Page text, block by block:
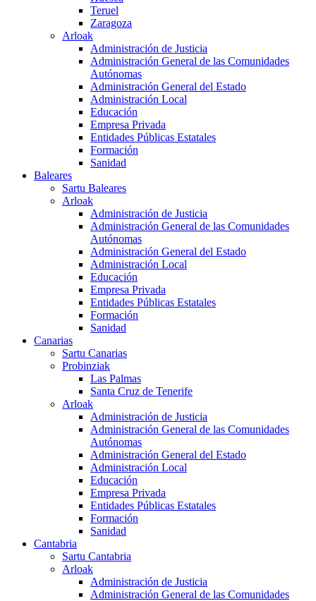
Teruel
Zaragoza
Arloak
Administración de Justicia
Administración General de las Comunidades
Autónomas
Administración General del Estado
Administración Local
Educación
Empresa Privada
Entidades Públicas Estatales
Formación
Sanidad
Baleares
Sartu Baleares
Arloak
Administración de Justicia
Administración General de las Comunidades
Autónomas
Administración General del Estado
Administración Local
Educación
Empresa Privada
Entidades Públicas Estatales
Formación
Sanidad
Canarias
Sartu Canarias
Probinziak
Las Palmas
Santa Cruz de Tenerife
Arloak
Administración de Justicia
Administración General de las Comunidades
Autónomas
Administración General del Estado
Administración Local
Educación
Empresa Privada
Entidades Públicas Estatales
Formación
Sanidad
Cantabria
Sartu Cantabria
Arloak
Administración de Justicia
Administración General de las Comunidades